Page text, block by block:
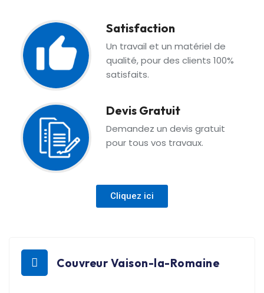
Satisfaction
Un travail et un matériel de
qualité, pour des clients 100%
satisfaits.
Devis Gratuit
Demandez un devis gratuit
pour tous vos travaux.
Cliquez ici
Couvreur Vaison-la-Romaine